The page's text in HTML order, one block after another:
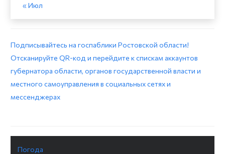
« Июл
Подписывайтесь на госпаблики Ростовской области!
Отсканируйте QR-код и перейдите к спискам аккаунтов
губернатора области, органов государственной власти и
местного самоуправления в социальных сетях и
мессенджерах
Погода